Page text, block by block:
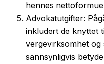
hennes nettoformue.
Advokatutgifter:
inkludert de knyttet
vergevirksomhet og
sannsynligvis